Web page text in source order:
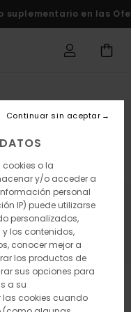
Ofertas Comprar ahora
Capucha
los
o la
y/o acceder a
personal
IP) puede utilizarse
personalizados,
los contenidos,
conocer mejor a
los productos de
sus opciones para
a su
las cookies cuando
Continuar sin aceptar